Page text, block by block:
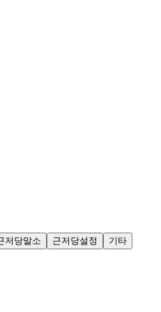
저당말소 근저당설정 기타